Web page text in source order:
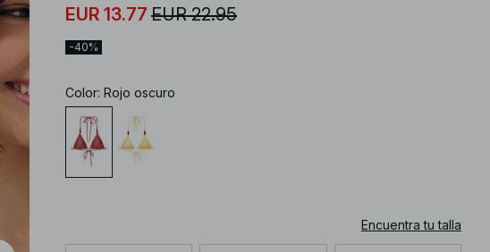
EUR 13.77 EUR 22.95
-40%
Color: Rojo oscuro
Encuentra tu talla